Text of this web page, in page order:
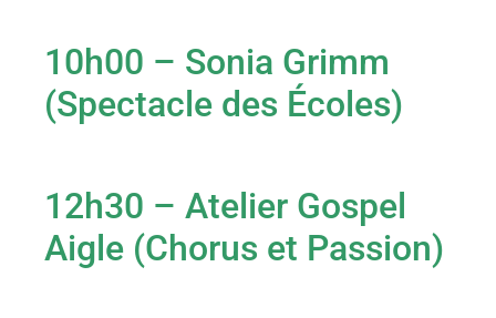
10h00 – Sonia Grimm
(Spectacle des Écoles)
12h30 – Atelier Gospel
Aigle (Chorus et Passion)